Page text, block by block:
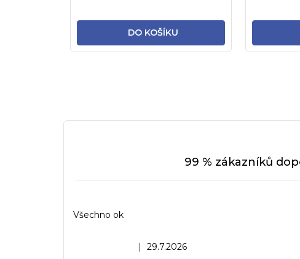
DO KOŠÍKU
99 % zákazníků
Hodnocení obchodu je 5 z 5 hvězdiček.
| 29.7.2026
Všechno ok